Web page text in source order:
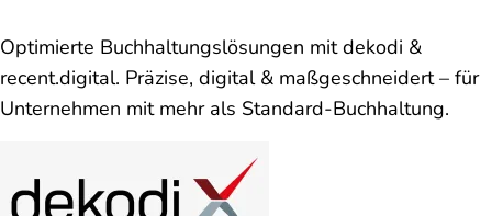
Optimierte Buchhaltungslösungen mit dekodi &
recent.digital. Präzise, digital & maßgeschneidert – für
Unternehmen mit mehr als Standard-Buchhaltung.